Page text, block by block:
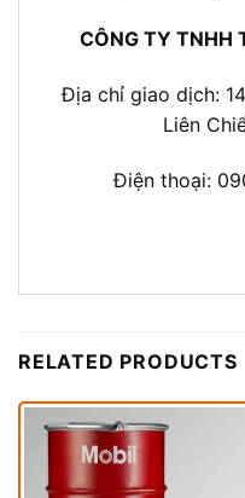
CÔNG TY TNHH
Địa chỉ giao dịch:
Liên
Điện thoại:
RELATED PRODUCTS